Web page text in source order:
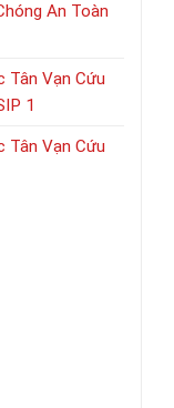
An Toàn
Tân Vạn Cứu
1
Tân Vạn Cứu